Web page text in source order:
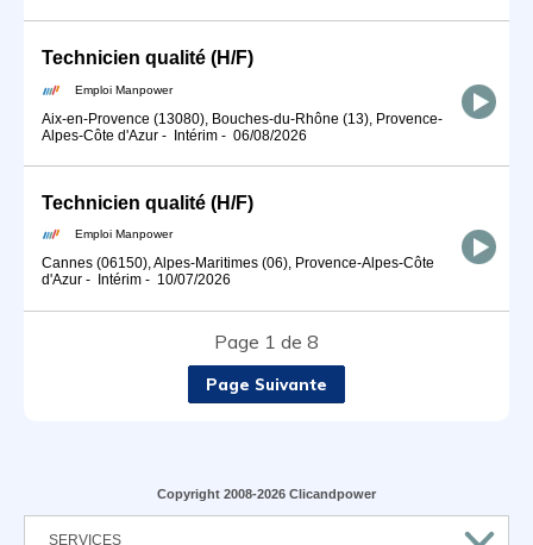
Technicien qualité (H/F)
Emploi Manpower
Aix-en-Provence (13080), Bouches-du-Rhône (13), Provence-
Alpes-Côte d'Azur - Intérim - 06/08/2026
Technicien qualité (H/F)
Emploi Manpower
Cannes (06150), Alpes-Maritimes (06), Provence-Alpes-Côte
d'Azur - Intérim - 10/07/2026
Page 1 de 8
Page Suivante
Copyright 2008-2026 Clicandpower
SERVICES